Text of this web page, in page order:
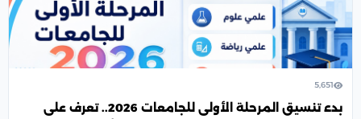
5,651
بدء تنسيق المرحلة الأولى للجامعات 2026.. تعرف على